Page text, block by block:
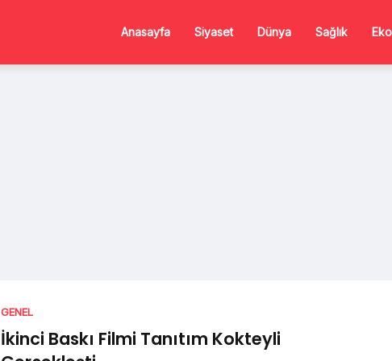
Anasayfa Siyaset Dünya Sağlık
GENEL
İkinci Baskı Filmi Tanıtım Kokteyli